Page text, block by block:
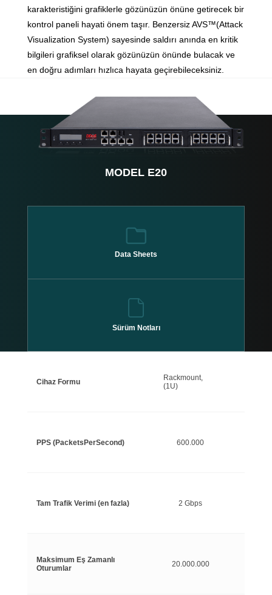
karakteristiğini grafiklerle gözünüzün önüne getirecek bir
kontrol paneli hayati önem taşır. Benzersiz AVS™(Attack
Visualization System) sayesinde saldırı anında en kritik
bilgileri grafiksel olarak gözünüzün önünde bulacak ve
en doğru adımları hızlıca hayata geçirebileceksiniz.
MODEL E20
Data Sheets
Sürüm Notları
Rackmount,
(1U)
20.000.000
Cihaz Formu
Maksimum Eş Zamanlı
Oturumlar
PPS (PacketsPerSecond)
Tam Trafik Verimi (en fazla)
600.000
2 Gbps